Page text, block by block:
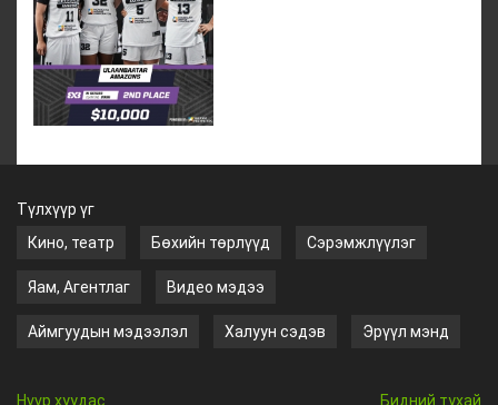
Түлхүүр үг
Кино, театр
Бөхийн төрлүүд Сэрэмжлүүлэг
Яам, Агентлаг Видео мэдээ
Аймгуудын мэдээлэл Халуун сэдэв Эрүүл мэнд
Нүүр хуудас Бидний тухай